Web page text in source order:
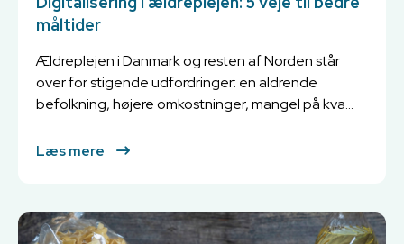
måltider
Ældreplejen i Danmark og resten af Norden står
over for stigende udfordringer: en aldrende
befolkning, højere omkostninger, mangel på kva...
Læs mere